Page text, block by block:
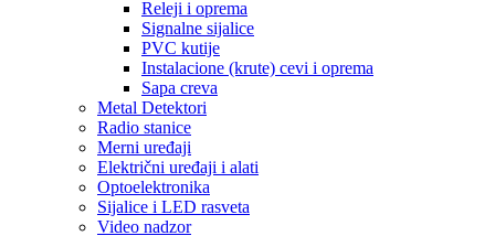
Releji i oprema
Signalne sijalice
PVC kutije
Instalacione (krute) cevi i oprema
Sapa creva
Metal Detektori
Radio stanice
Merni uređaji
Električni uređaji i alati
Optoelektronika
Sijalice i LED rasveta
Video nadzor